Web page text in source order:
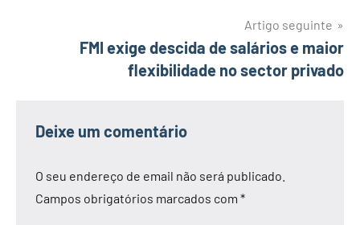
Artigo seguinte
FMI exige descida de salários e maior
flexibilidade no sector privado
Deixe um comentário
O seu endereço de email não será publicado.
Campos obrigatórios marcados com *